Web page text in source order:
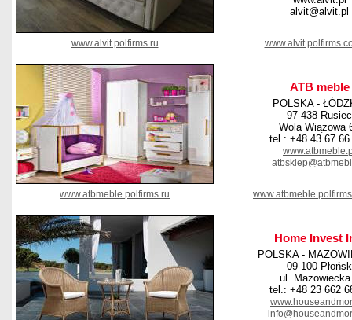
alvit@alvit.pl
www.alvit.polfirms.ru
ATB meble
POLSKA -
97-438 Rusiec
Wola Wiązowa
tel.: +48 43 67 66
www.atbmeble.polfirms.ru
Home Invest
POLSKA -
09-100 Płońsk
ul.
tel.: +48 23 662